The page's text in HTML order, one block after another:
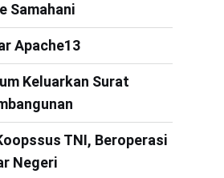
Samahani
Apache13
Keluarkan Surat
TNI, Beroperasi
Negeri